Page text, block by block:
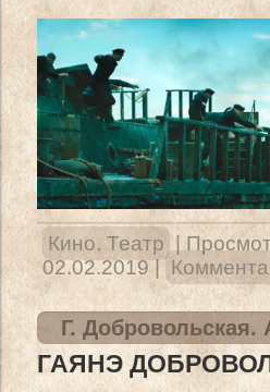
Кино. Театр
02.02.2019 |
Г. Добровольская.
ГАЯНЭ